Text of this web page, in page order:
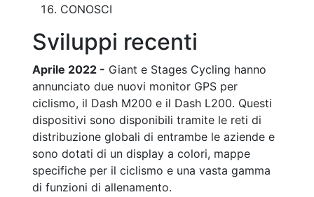
CONOSCI
Sviluppi recenti
Aprile 2022 - Giant e Stages Cycling hanno
annunciato due nuovi monitor GPS per
ciclismo, il Dash M200 e il Dash L200. Questi
dispositivi sono disponibili tramite le reti di
distribuzione globali di entrambe le aziende e
sono dotati di un display a colori, mappe
specifiche per il ciclismo e una vasta gamma
di funzioni di allenamento.